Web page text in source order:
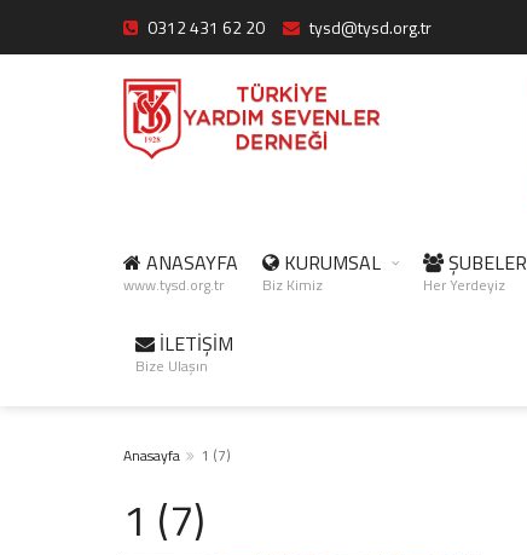
0312 431 62 20 tysd@tysd.org.tr
ANASAYFA
www.tysd.org.tr
KURUMSAL
Biz Kimiz
ŞUBELER
Her Yerdeyiz
İLETİŞİM
Bize Ulaşın
Anasayfa 1 (7)
1 (7)